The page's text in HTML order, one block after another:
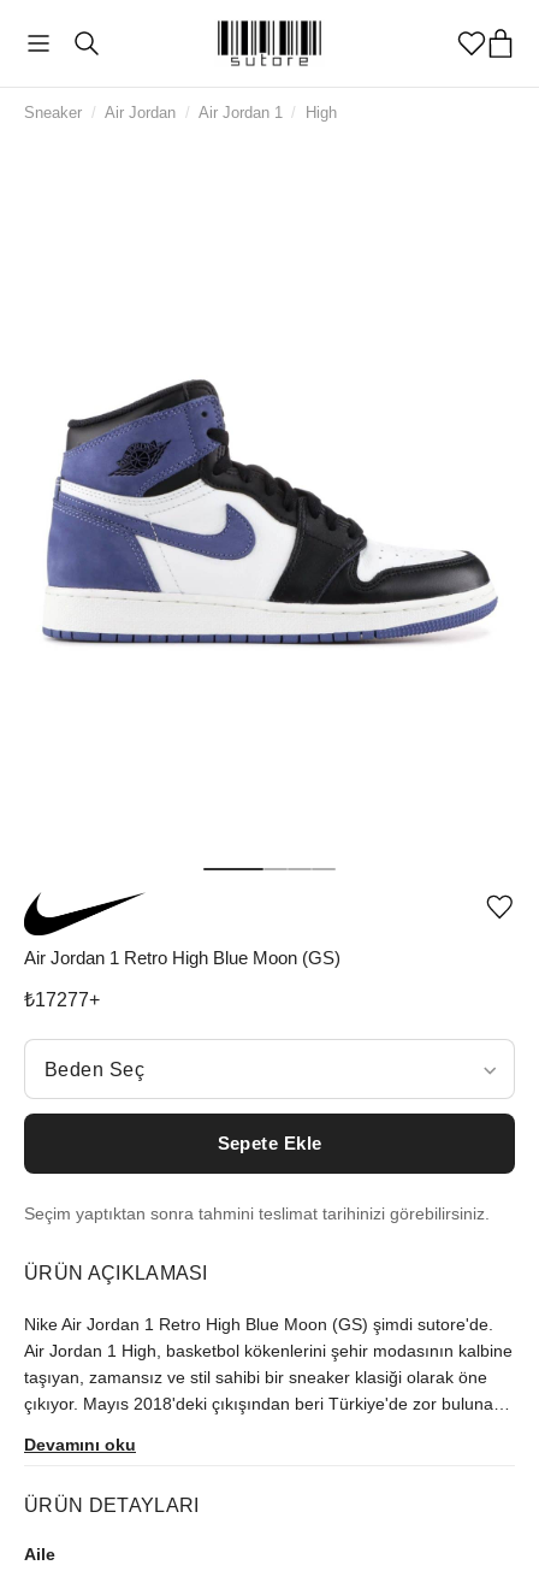
Sneaker / Air Jordan / Air Jordan 1 / High
Air Jordan 1 Retro High Blue Moon (GS)
₺17277+
Beden Seç
Beden Seç
Sepete Ekle
Seçim yaptıktan sonra tahmini teslimat tarihinizi görebilirsiniz.
ÜRÜN AÇIKLAMASI
Nike Air Jordan 1 Retro High Blue Moon (GS) şimdi sutore'de.
Air Jordan 1 High, basketbol kökenlerini şehir modasının kalbine
taşıyan, zamansız ve stil sahibi bir sneaker klasiği olarak öne
çıkıyor. Mayıs 2018'deki çıkışından beri Türkiye'de zor bulunan
Devamını oku
ÜRÜN DETAYLARI
Aile